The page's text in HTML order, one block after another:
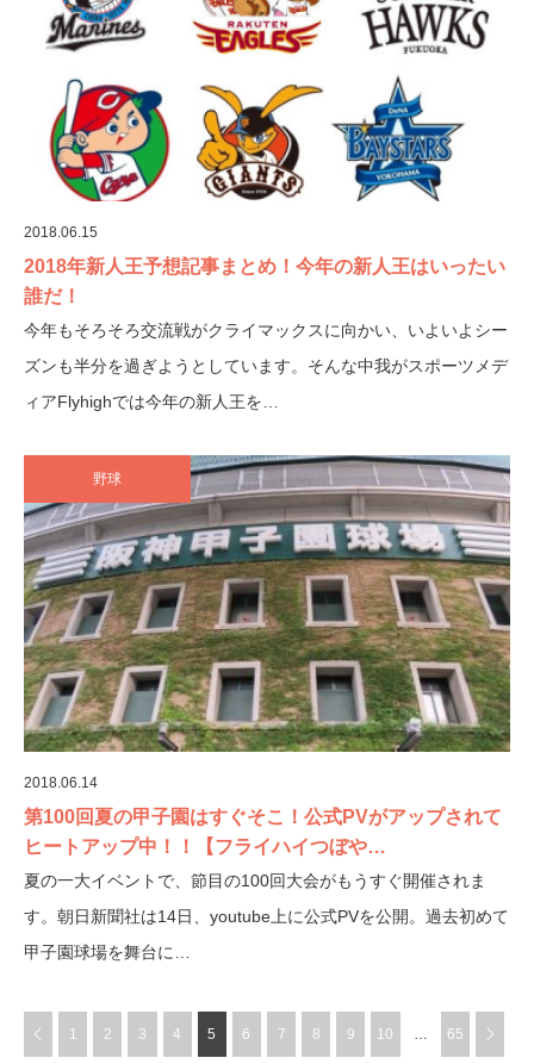
2018.06.15
2018年新人王予想記事まとめ！今年の新人王はいったい
誰だ！
今年もそろそろ交流戦がクライマックスに向かい、いよいよシー
ズンも半分を過ぎようとしています。そんな中我がスポーツメデ
ィアFlyhighでは今年の新人王を…
野球
2018.06.14
第100回夏の甲子園はすぐそこ！公式PVがアップされて
ヒートアップ中！！【フライハイつぼや…
夏の一大イベントで、節目の100回大会がもうすぐ開催されま
す。朝日新聞社は14日、youtube上に公式PVを公開。過去初めて
甲子園球場を舞台に…
1 2 3 4 5 6 7 8 9 10 … 65